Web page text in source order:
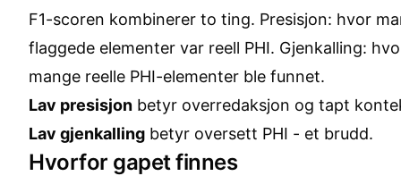
F1-scoren kombinerer to ting. Presisjon: hvor
flaggede elementer var reell PHI. Gjenkalling:
mange reelle PHI-elementer ble funnet.
Lav presisjon betyr overredaksjon og tapt
Lav gjenkalling betyr oversett PHI - et brudd.
Hvorfor gapet finnes